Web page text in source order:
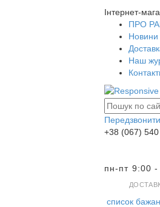
Інтернет-
ПРО
Новини
Наш
+38 (067) 540
пн-пт 9:00
список